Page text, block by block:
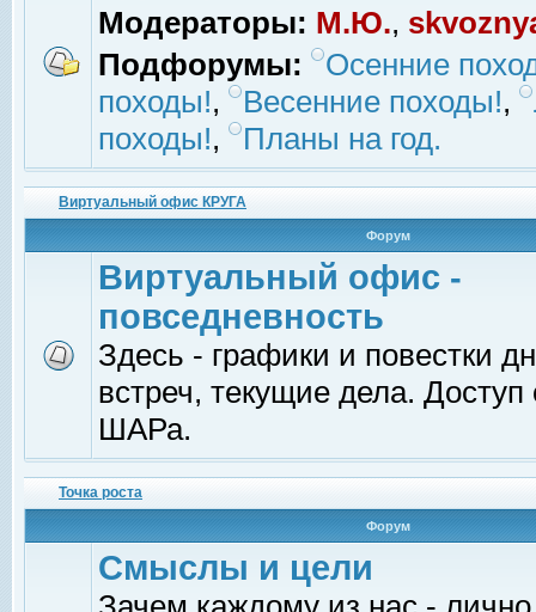
Модераторы: М.Ю.,
Подфорумы:
Осенние
походы!, Весенние походы!,
походы!, Планы на год.
Виртуальный офис КРУГА
Форум
Виртуальный офис -
повседневность
Здесь - графики и повестки
встреч, текущие дела.
ШАРа.
Точка роста
Форум
Смыслы и цели